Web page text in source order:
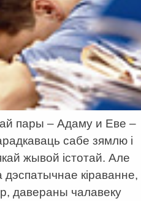
пары – Адаму и Еве –
сабе зямлю і
жывой істотай. Але
дэспатычнае кіраванне,
давераны чалавеку